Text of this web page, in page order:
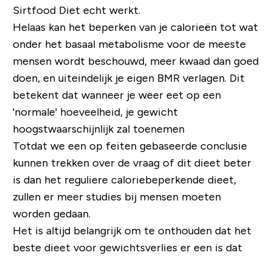
Sirtfood Diet echt werkt.
Helaas kan het beperken van je calorieën tot wat
onder het basaal metabolisme voor de meeste
mensen wordt beschouwd, meer kwaad dan goed
doen, en uiteindelijk je eigen BMR verlagen. Dit
betekent dat wanneer je weer eet op een
'normale' hoeveelheid, je gewicht
hoogstwaarschijnlijk zal toenemen
Totdat we een op feiten gebaseerde conclusie
kunnen trekken over de vraag of dit dieet beter
is dan het reguliere caloriebeperkende dieet,
zullen er meer studies bij mensen moeten
worden gedaan.
Het is altijd belangrijk om te onthouden dat het
beste dieet voor gewichtsverlies er een is dat